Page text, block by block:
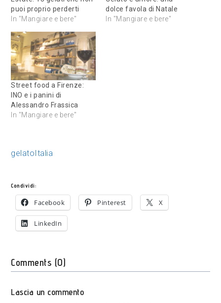
puoi proprio perderti
In "Mangiare e bere"
dolce favola di Natale
In "Mangiare e bere"
Street food a Firenze:
INO e i panini di
Alessandro Frassica
In "Mangiare e bere"
gelato Italia
Condividi:
Facebook Pinterest X
LinkedIn
Comments (0)
Lascia un commento